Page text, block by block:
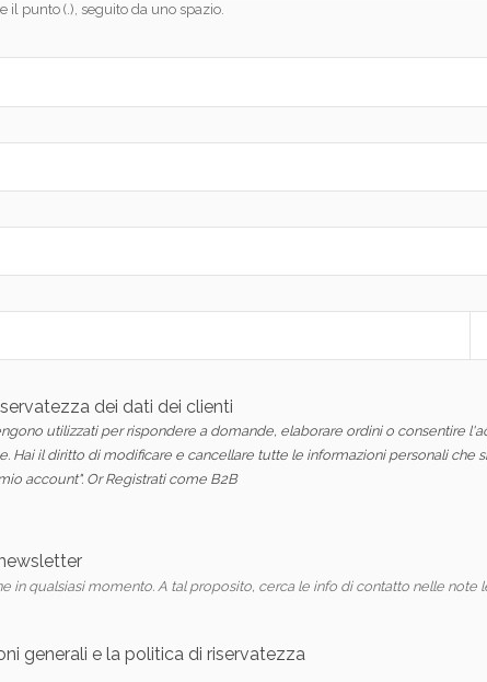
il punto (.), seguito da uno spazio.
dei dati dei clienti
utilizzati per rispondere a domande, elaborare ordini o consentire
Hai il diritto di modificare e cancellare tutte le informazioni personali che si
account".OrRegistrati come B2B
in qualsiasi momento. A tal proposito, cerca le info di contatto nelle note
generali e la politica di riservatezza